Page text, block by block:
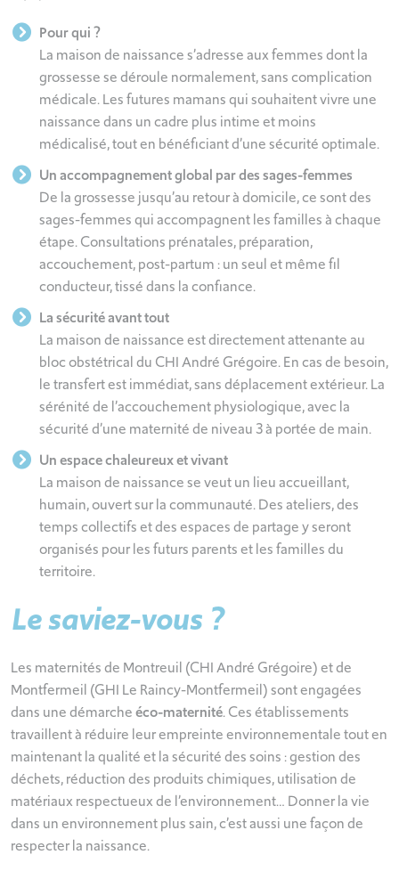
Pour qui ?
La maison de naissance s’adresse aux femmes dont la
grossesse se déroule normalement, sans complication
médicale. Les futures mamans qui souhaitent vivre une
naissance dans un cadre plus intime et moins
médicalisé, tout en bénéficiant d’une sécurité optimale.
Un accompagnement global par des sages-femmes
De la grossesse jusqu’au retour à domicile, ce sont des
sages-femmes qui accompagnent les familles à chaque
étape. Consultations prénatales, préparation,
accouchement, post-partum : un seul et même fil
conducteur, tissé dans la confiance.
La sécurité avant tout
La maison de naissance est directement attenante au
bloc obstétrical du CHI André Grégoire. En cas de besoin,
le transfert est immédiat, sans déplacement extérieur. La
sérénité de l’accouchement physiologique, avec la
sécurité d’une maternité de niveau 3 à portée de main.
Un espace chaleureux et vivant
La maison de naissance se veut un lieu accueillant,
humain, ouvert sur la communauté. Des ateliers, des
temps collectifs et des espaces de partage y seront
organisés pour les futurs parents et les familles du
territoire.
Le saviez-vous ?
Les maternités de Montreuil (CHI André Grégoire) et de
Montfermeil (GHI Le Raincy-Montfermeil) sont engagées
dans une démarcheéco-maternité. Ces établissements
travaillent à réduire leur empreinte environnementale tout en
maintenant la qualité et la sécurité des soins : gestion des
déchets, réduction des produits chimiques, utilisation de
matériaux respectueux de l’environnement… Donner la vie
dans un environnement plus sain, c’est aussi une façon de
respecter la naissance.